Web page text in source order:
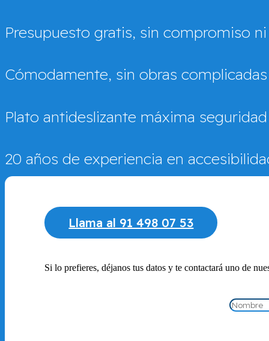
Presupuesto gratis, sin compromiso
Cómodamente, sin obras
Plato antideslizante máxima seguridad
20 años de experiencia en
Llama al 91 498 07 53
Si lo prefieres, déjanos tus datos y te contactará uno de